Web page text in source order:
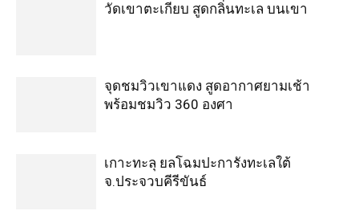
วัดเขาตะเกียบ สูดกลิ่นทะเล บนเขา
จุดชมวิวเขาแดง สูดอากาศยามเช้า
พร้อมชมวิว 360 องศา
เกาะทะลุ ยลโฉมปะการังทะเลใต้
จ.ประจวบคีรีขันธ์